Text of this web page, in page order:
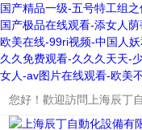
国产精品一级-五号特工组
国产极品在线观看-添女人
欧美在线-99ri视频-中国人
久久免费观看-久久久天天-
女人-av图片在线观看-欧美
您好！歡迎訪問上海辰丁